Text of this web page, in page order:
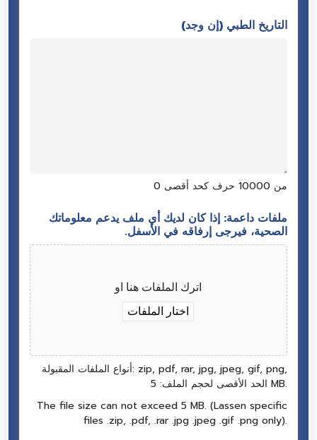
التاريخ الطبي (إن وجد)
0 من 10000 حرف كحد أقصى
ملفات داعمة: إذا كان لديك أي ملف يدعم معلوماتك
الصحية، فيرجى إرفاقه في الأسفل.
اترك الملفات هنا او
اختار الملفات
أنواع الملفات المقبولة: zip, pdf, rar, jpg, jpeg, gif, png,
الحد الأقصى لحجم الملف: 5 MB.
The file size can not exceed 5 MB. (Lassen specific
files .zip, .pdf, .rar .jpg .jpeg .gif .png only).